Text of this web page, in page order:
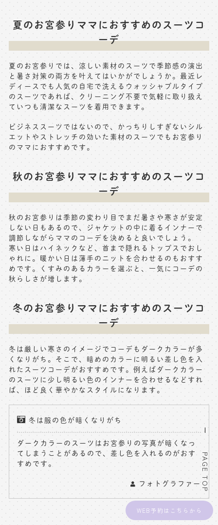
WEB予約
夏のお宮参りママにおすすめのスーツコ
ーデ
夏のお宮参りでは、涼しい素材のスーツで季節感の演出
と暑さ対策の両方を叶えてはいかがでしょうか。最近レ
ディースでも人気の自宅で洗えるウォッシャブルタイプ
のスーツであれば、クリーニング不要で気軽に取り扱え
ていつも清潔なスーツを着用できます。
ビジネススーツではないので、かっちりしすぎないシル
エットやストレッチの効いた素材のスーツでもお宮参り
のママにおすすめです。
秋のお宮参りママにおすすめのスーツコ
ーデ
秋のお宮参りは季節の変わり目でまだ暑さや寒さが安定
しない日もあるので、ジャケットの中に着るインナーで
調節しながらママのコーデを決めると良いでしょう。
寒い日はハイネックなど、首まで隠れるトップスでおし
ゃれに。暖かい日は薄手のニットを合わせるのもおすす
めです。くすみのあるカラーを選ぶと、一気にコーデの
秋らしさが増します。
冬のお宮参りママにおすすめのスーツコ
ーデ
冬は厳しい寒さのイメージでコーデもダークカラーが多
くなりがち。そこで、暗めのカラーに明るい差し色を入
れたスーツコーデがおすすめです。例えばダークカラー
のスーツに少し明るい色のインナーを合わせるなどすれ
ば、ほど良く華やかなスタイルになります。
冬は服の色が暗くなりがち
ダークカラーのスーツはお宮参りの写真が暗くなっ
てしまうことがあるので、差し色を入れるのがおす
すめです。
フォトグラファー PAGE TOP